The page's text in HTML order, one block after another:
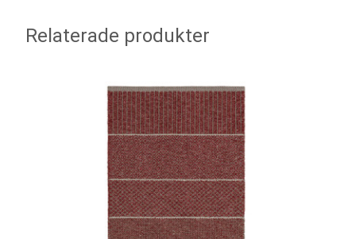
Relaterade produkter